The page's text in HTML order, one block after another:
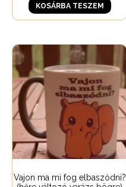
KOSÁRBA TESZEM
Vajon ma mi fog elbaszódni?